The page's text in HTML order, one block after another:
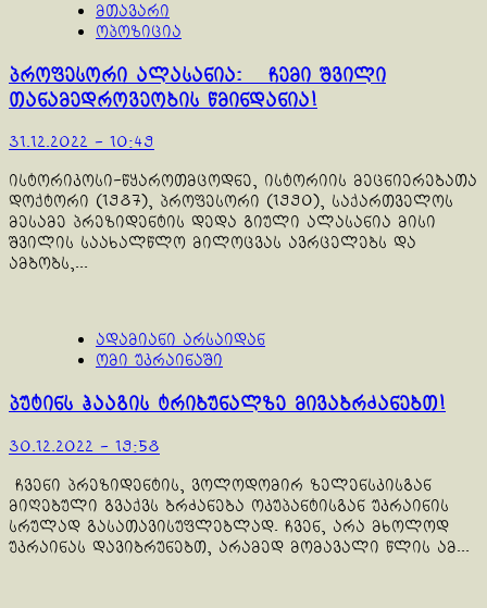
მთავარი
ოპოზიცია
პროფესორი ალასანია: ჩემი შვილი
თანამედროვეობის წმინდანია!
31.12.2022 - 10:49
ისტორიკოსი-წყაროთმცოდნე, ისტორიის მეცნიერებათა
დოქტორი (1987), პროფესორი (1990), საქართველოს
მესამე პრეზიდენტის დედა გიული ალასანია მისი
შვილის საახალწლო მილოცვას ავრცელებს და
ამბობს,...
ადამიანი არსაიდან
ომი უკრაინაში
პუტინს ჰააგის ტრიბუნალზე მივაბრძანებთ!
30.12.2022 - 19:58
ჩვენი პრეზიდენტის, ვოლოდომირ ზელენსკისგან
მიღებული გვაქვს ბრძანება ოკუპანტისგან უკრაინის
სრულად გასათავისუფლებლად. ჩვენ, არა მხოლოდ
უკრაინას დავიბრუნებთ, არამედ მომავალი წლის ამ...